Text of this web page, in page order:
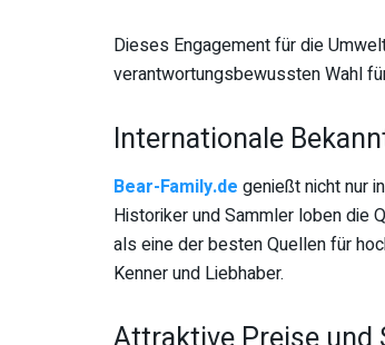
Dieses Engagement für die
verantwortungsbewussten Wahl
Internationale
Bear-Family.de genießt nicht nur
Historiker und Sammler loben die
als eine der besten Quellen für
Kenner und Liebhaber.